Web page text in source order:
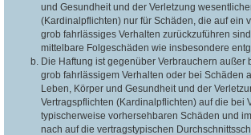
und Gesundheit und der Verletzung
(Kardinalpflichten) nur für Schäden, die auf ein
grob fahrlässiges Verhalten zurückzuführen
mittelbare Folgeschäden wie insbesondere
Die Haftung ist gegenüber Verbrauchern außer
grob fahrlässigem Verhalten oder bei Schäden
Leben, Körper und Gesundheit und der
Vertragspflichten (Kardinalpflichten) auf die bei
typischerweise vorhersehbaren Schäden und
nach auf die vertragstypischen